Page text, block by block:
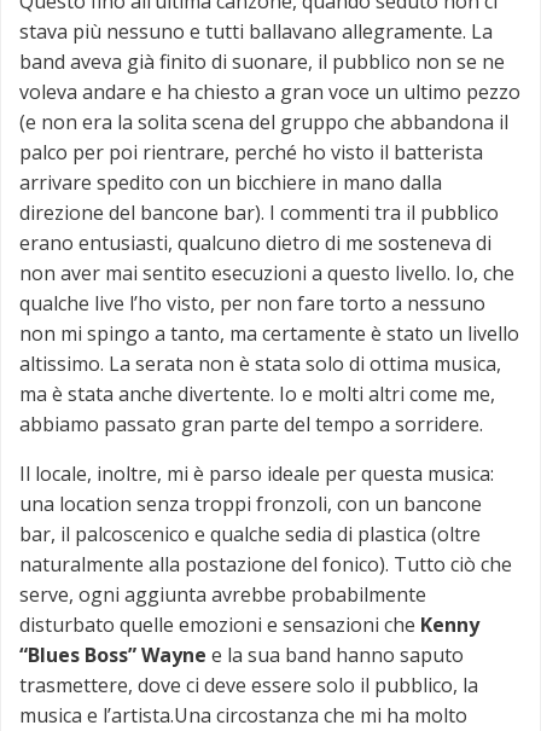
stava più nessuno e tutti ballavano allegramente. La
band aveva già finito di suonare, il pubblico non se ne
voleva andare e ha chiesto a gran voce un ultimo pezzo
(e non era la solita scena del gruppo che abbandona il
palco per poi rientrare, perché ho visto il batterista
arrivare spedito con un bicchiere in mano dalla
direzione del bancone bar). I commenti tra il pubblico
erano entusiasti, qualcuno dietro di me sosteneva di
non aver mai sentito esecuzioni a questo livello. Io, che
qualche live l’ho visto, per non fare torto a nessuno
non mi spingo a tanto, ma certamente è stato un livello
altissimo. La serata non è stata solo di ottima musica,
ma è stata anche divertente. Io e molti altri come me,
abbiamo passato gran parte del tempo a sorridere.
Il locale, inoltre, mi è parso ideale per questa musica:
una location senza troppi fronzoli, con un bancone
bar, il palcoscenico e qualche sedia di plastica (oltre
naturalmente alla postazione del fonico). Tutto ciò che
serve, ogni aggiunta avrebbe probabilmente
disturbato quelle emozioni e sensazioni che Kenny
“Blues Boss” Wayne e la sua band hanno saputo
trasmettere, dove ci deve essere solo il pubblico, la
musica e l’artista.Una circostanza che mi ha molto